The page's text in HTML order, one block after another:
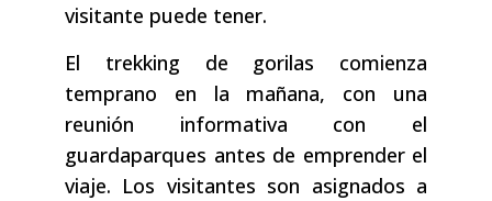
visitante puede tener.
El trekking de gorilas comienza
temprano en la mañana, con una
reunión informativa con el
guardaparques antes de emprender el
viaje. Los visitantes son asignados a